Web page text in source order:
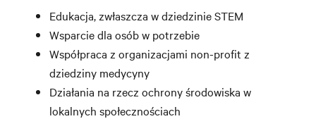
Edukacja, zwłaszcza w dziedzinie STEM
Wsparcie dla osób w potrzebie
Współpraca z organizacjami non-profit z
dziedziny medycyny
Działania na rzecz ochrony środowiska w
lokalnych społecznościach